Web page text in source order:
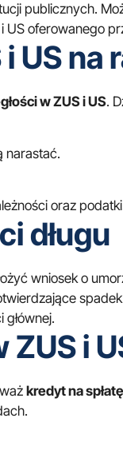
publicznych.
US oferowanego
US na
w ZUS i US.
narastać.
oraz
długu
wniosek o
ZUS i
kredyt na